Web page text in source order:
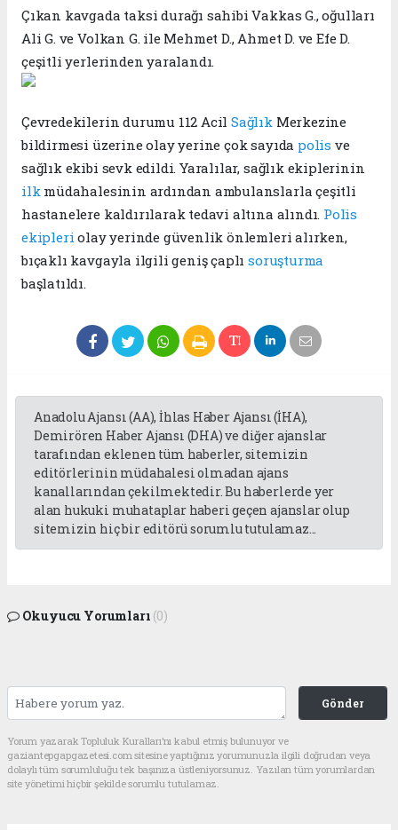
Çıkan kavgada taksi durağı sahibi Vakkas G., oğulları
Ali G. ve Volkan G. ile Mehmet D., Ahmet D. ve Efe D.
çeşitli yerlerinden yaralandı.
Çevredekilerin durumu 112 AcilSağlıkMerkezine
bildirmesi üzerine olay yerine çok sayıda polis ve
sağlık ekibi sevk edildi. Yaralılar, sağlık ekiplerinin
ilkmüdahalesinin ardından ambulanslarla çeşitli
hastanelere kaldırılarak tedavi altına alındı. Polis
ekipleri olay yerinde güvenlik önlemleri alırken,
bıçaklı kavgayla ilgili geniş çaplısoruşturma
başlatıldı.
Anadolu Ajansı (AA), İhlas Haber Ajansı (İHA),
Demirören Haber Ajansı (DHA) ve diğer ajanslar
tarafından eklenen tüm haberler, sitemizin
editörlerinin müdahalesi olmadan ajans
kanallarından çekilmektedir. Bu haberlerde yer
alan hukuki muhataplar haberi geçen ajanslar olup
sitemizin hiç bir editörü sorumlu tutulamaz...
Okuyucu Yorumları (0)
Gönder
Yorum yazarak Topluluk Kuralları’nı kabul etmiş bulunuyor ve
gaziantepgapgazetesi.com sitesine yaptığınız yorumunuzla ilgili doğrudan veya
dolaylı tüm sorumluluğu tek başınıza üstleniyorsunuz. Yazılan tüm yorumlardan
site yönetimi hiçbir şekilde sorumlu tutulamaz.